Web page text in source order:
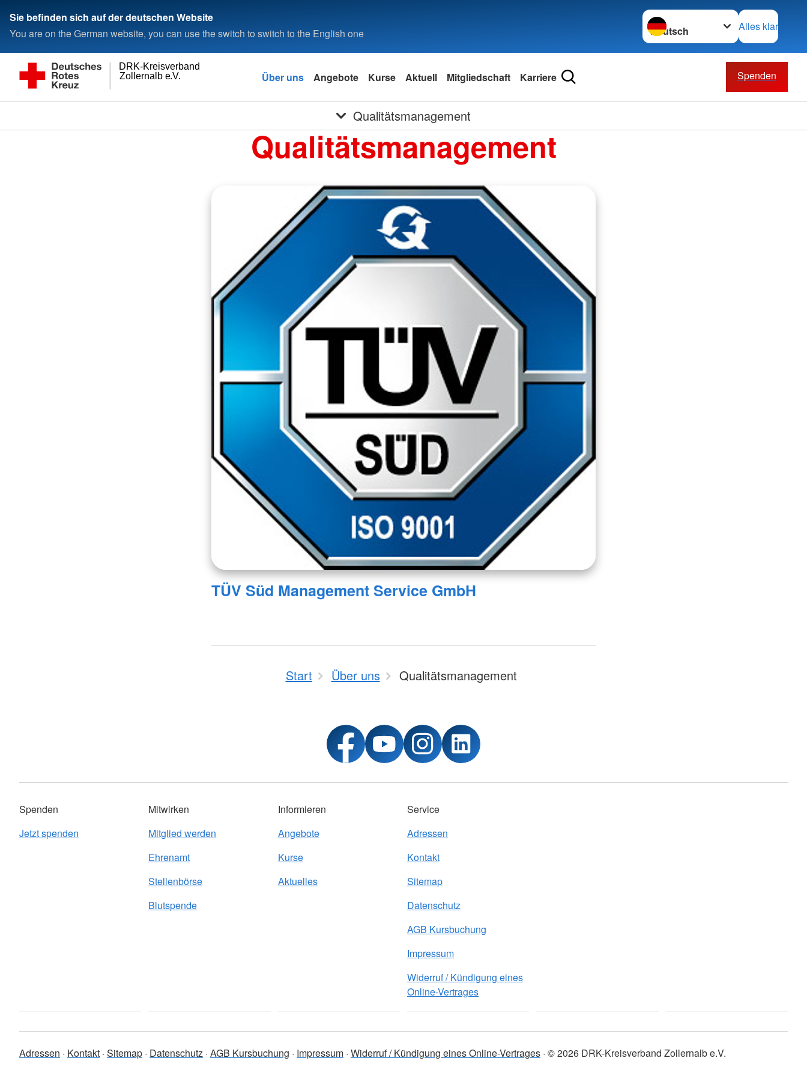
Sie befinden sich auf der deutschen Website
You are on the German website, you can use the switch to switch to the English one
Sprache wechseln zu
Alles klar
Zollernalb e.V.
DRK-Kreisverband
Über uns Angebote Kurse Aktuell Mitgliedschaft Karriere Spenden
Qualitätsmanagement
Qualitätsmanagement
TÜV Süd Management Service GmbH
Start Über uns Qualitätsmanagement
Spenden
Jetzt spenden
Mitwirken
Mitglied werden
Ehrenamt
Stellenbörse
Blutspende
Informieren
Angebote
Kurse
Aktuelles
Service
Adressen
Kontakt
Sitemap
Datenschutz
AGB Kursbuchung
Impressum
Widerruf / Kündigung eines
Online-Vertrages
Adressen Kontakt Sitemap Datenschutz AGB Kursbuchung Impressum Widerruf / Kündigung eines Online-Vertrages © 2026 DRK-Kreisverband Zollernalb e.V.